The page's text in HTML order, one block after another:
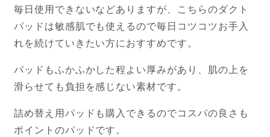
毎日使用できないなどありますが、こちらのダクト
パッドは敏感肌でも使えるので毎日コツコツお手入
れを続けていきたい方におすすめです。
パッドもふかふかした程よい厚みがあり、肌の上を
滑らせても負担を感じない素材です。
詰め替え用パッドも購入できるのでコスパの良さも
ポイントのパッドです。